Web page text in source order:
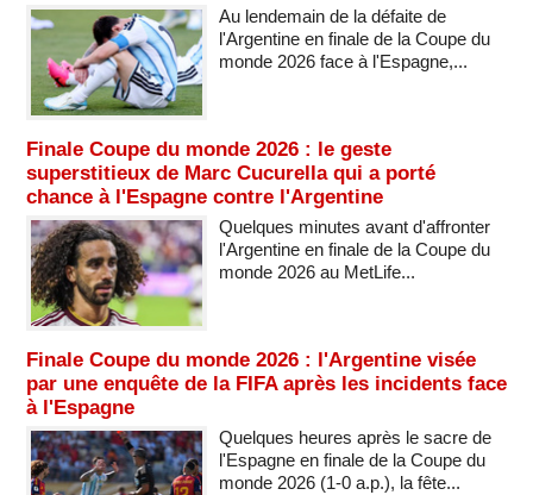
Au lendemain de la défaite de
l'Argentine en finale de la Coupe du
monde 2026 face à l'Espagne,...
Finale Coupe du monde 2026 : le geste
superstitieux de Marc Cucurella qui a porté
chance à l'Espagne contre l'Argentine
Quelques minutes avant d'affronter
l'Argentine en finale de la Coupe du
monde 2026 au MetLife...
Finale Coupe du monde 2026 : l'Argentine visée
par une enquête de la FIFA après les incidents face
à l'Espagne
Quelques heures après le sacre de
l'Espagne en finale de la Coupe du
monde 2026 (1-0 a.p.), la fête...